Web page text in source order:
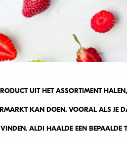
UIT HET ASSORTIMENT
KAN DOEN. VOORAL ALS JE
ALDI HAALDE EEN BEPAALDE